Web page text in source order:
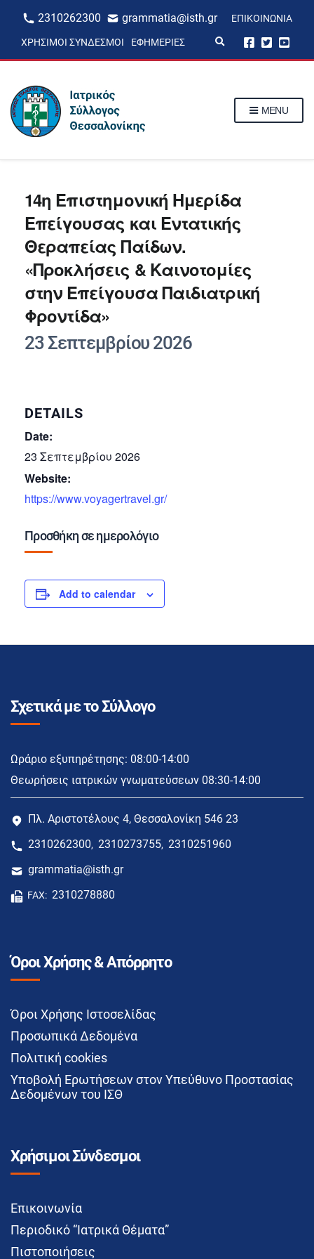
2310262300 grammatia@isth.gr ΕΠΙΚΟΙΝΩΝΊΑ
ΧΡΉΣΙΜΟΙ ΣΎΝΔΕΣΜΟΙ ΕΦΗΜΕΡΊΕΣ
p
m
MENU
14η Επιστημονική Ημερίδα
Επείγουσας και Εντατικής
Θεραπείας Παίδων.
«Προκλήσεις & Καινοτομίες
στην Επείγουσα Παιδιατρική
Φροντίδα»
23 Σεπτεμβρίου 2026
DETAILS
Date:
23 Σεπτεμβρίου 2026
Website:
https://www.voyagertravel.gr/
Προσθήκη σε ημερολόγιο
Add to calendar
Σχετικά με το Σύλλογο
Ωράριο εξυπηρέτησης: 08:00-14:00
Θεωρήσεις ιατρικών γνωματεύσεων 08:30-14:00
Πλ. Αριστοτέλους 4, Θεσσαλονίκη 546 23
2310262300, 2310273755, 2310251960
grammatia@isth.gr
FAX: 2310278880
Όροι Χρήσης & Απόρρητο
Όροι Χρήσης Ιστοσελίδας
Προσωπικά Δεδομένα
Πολιτική cookies
Υποβολή Ερωτήσεων στον Υπεύθυνο Προστασίας
Δεδομένων του ΙΣΘ
Χρήσιμοι Σύνδεσμοι
Επικοινωνία
Περιοδικό “Ιατρικά Θέματα”
Πιστοποιήσεις